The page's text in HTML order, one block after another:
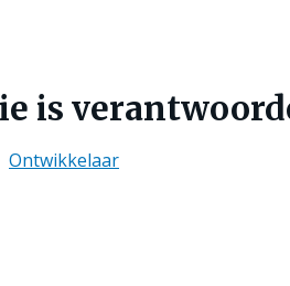
is
Ontwikkelaar